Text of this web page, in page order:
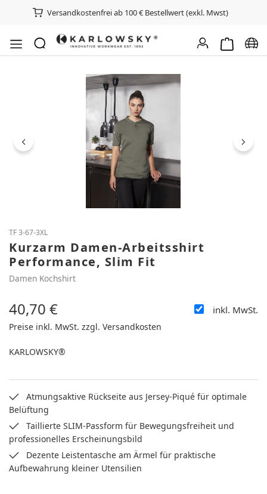
Versandkostenfrei ab 100 € Bestellwert (exkl. Mwst)
Bildergalerie überspringen
TF 3-67-3XL
Kurzarm Damen-Arbeitsshirt
Performance, Slim Fit
Damen Kochshirt
Regulärer Preis:
40,70 € inkl. MwSt.
Preise inkl. MwSt. zzgl. Versandkosten
KARLOWSKY®
Atmungsaktive Rückseite aus Jersey-Piqué für optimale
Belüftung
Taillierte SLIM-Passform für Bewegungsfreiheit und
professionelles Erscheinungsbild
Dezente Leistentasche am Ärmel für praktische
Aufbewahrung kleiner Utensilien